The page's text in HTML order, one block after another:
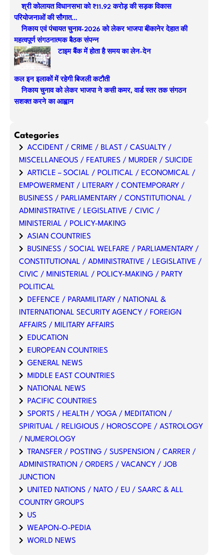
श्री कोलायत विधानसभा को ₹11.92 करोड़ की सड़क विकास
परियोजनाओं की सौगात…
निकाय एवं पंचायत चुनाव-2026 को लेकर भाजपा बीकानेर देहात की
महत्वपूर्ण संगठनात्मक बैठक संपन्न
टाइम बैंक में होता है समय का लेन-देन
कल इन इलाकों में रहेगी बिजली कटौती
निकाय चुनाव को लेकर भाजपा ने कसी कमर, वार्ड स्तर तक संगठन
सशक्त करने का आह्वान
Categories
ACCIDENT / CRIME / BLAST / CASUALTY /
MISCELLANEOUS / FEATURES / MURDER / SUICIDE
ARTICLE – SOCIAL / POLITICAL / ECONOMICAL /
EMPOWERMENT / LITERARY / CONTEMPORARY /
BUSINESS / PARLIAMENTARY / CONSTITUTIONAL /
ADMINISTRATIVE / LEGISLATIVE / CIVIC /
MINISTERIAL / POLICY-MAKING
ASIAN COUNTRIES
BUSINESS / SOCIAL WELFARE / PARLIAMENTARY /
CONSTITUTIONAL / ADMINISTRATIVE / LEGISLATIVE /
CIVIC / MINISTERIAL / POLICY-MAKING / PARTY
POLITICAL
DEFENCE / PARAMILITARY / NATIONAL &
INTERNATIONAL SECURITY AGENCY / FOREIGN
AFFAIRS / MILITARY AFFAIRS
EDUCATION
EUROPEAN COUNTRIES
GENERAL NEWS
MIDDLE EAST COUNTRIES
NATIONAL NEWS
PACIFIC COUNTRIES
SPORTS / HEALTH / YOGA / MEDITATION /
SPIRITUAL / RELIGIOUS / HOROSCOPE / ASTROLOGY
/ NUMEROLOGY
TRANSFER / POSTING / SUSPENSION / CARRER /
ADMINISTRATION / ORDERS / VACANCY / JOB
JUNCTION
UNITED NATIONS / NATO / EU / SAARC & ALL
COUNTRY GROUPS
US
WEAPON-O-PEDIA
WORLD NEWS